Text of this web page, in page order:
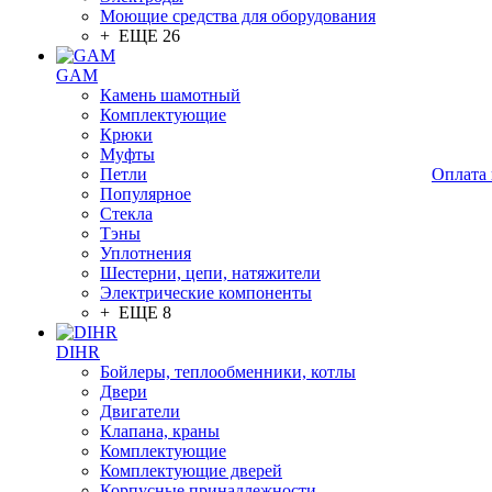
Моющие средства для оборудования
+ ЕЩЕ 26
GAM
Камень шамотный
Комплектующие
Крюки
Муфты
Петли
Популярное
Стекла
Тэны
Уплотнения
Шестерни, цепи, натяжители
Электрические компоненты
+ ЕЩЕ 8
DIHR
Бойлеры, теплообменники, котлы
Двери
Двигатели
Клапана, краны
Комплектующие
Комплектующие дверей
Оплата